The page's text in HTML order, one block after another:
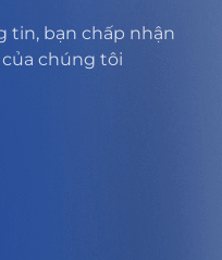
tin, bạn chấp nhận
chúng tôi